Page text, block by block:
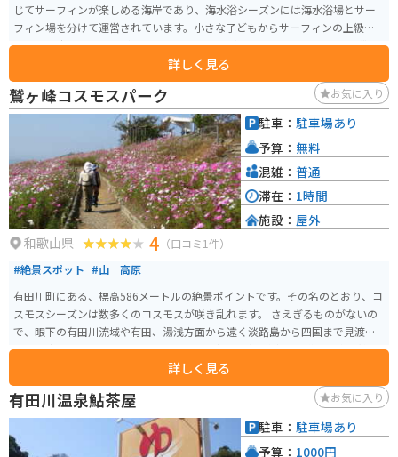
じてサーフィンが楽しめる海岸であり、海水浴シーズンには海水浴場とサー
フィン場を分けて運営されています。小さな子どもからサーフィンの上級者
まで、幅広い層の人々が安心して楽しむことができます。 マリンパーク磯ノ
浦では、サーフィンスクールや波情報の提供も行っており、サーフィン初心
者から経験者まで、多くのサーファーに利用されています。また、磯ノ浦海
水浴場は、遠浅で波も穏やかなため、家族連れにも人気のスポットです。磯
ノ浦は、サーフィンや海水浴だけでなく、潮干狩りやバーベキューなど、海
辺でのアクティビティを楽しむことができるので、自然豊かな環境の中で海
のレジャーを満喫することができます。 アクセスは、南海和歌山市駅から南
海加太線で約20分の「磯ノ浦」駅下車すぐ、または阪和自動車道和歌山ICか
ら車でアクセス可能です。駐車場も1500台収容可能で、1日800円で利用でき
ます。
詳しく見る
鷲ヶ峰コスモスパーク お気に入り
和歌山県 4 （口コミ1件）
#絶景スポット #山｜高原
有田川町にある、標高586メートルの絶景ポイントです。その名のとおり、コ
スモスシーズンは数多くのコスモスが咲き乱れます。 さえぎるものがないの
で、眼下の有田川流域や有田、湯浅方面から遠く淡路島から四国まで見渡せ
ます。 有田インターチェンジから30分ほどですが、道中の山道は対向困難な
場所もありますので、ご注意ください。 頂上には売店や販売機はありませ
ん。かつては風車がシンボルでしたが、今は撤去されています。
詳しく見る
駐車： 駐車場あり
予算： 無料
混雑： 普通
滞在： 1時間
施設： 屋外
有田川温泉鮎茶屋 お気に入り
駐車： 駐車場あり
予算： 1000円